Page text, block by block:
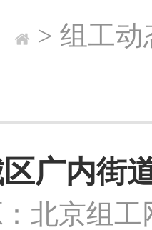
> 组工动
广内街
：北京